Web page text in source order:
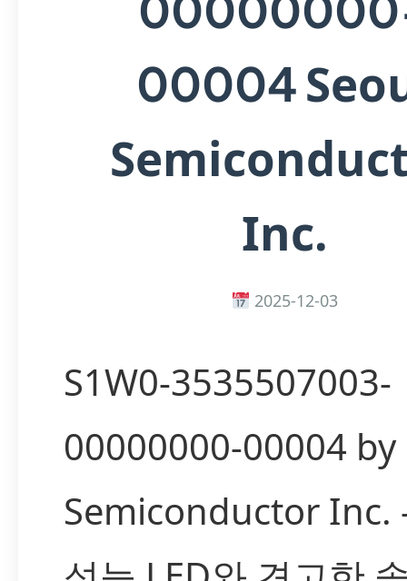
00004
Inc.
2025-12-03
S1W0-3535507003-
00000000-00004 by
Semiconductor